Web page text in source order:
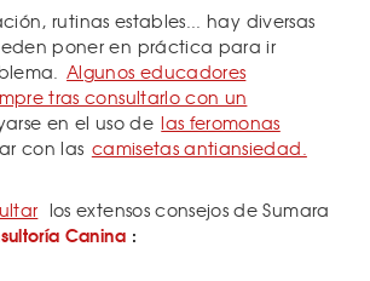
rutinas estables... hay diversas
poner en práctica para ir
Algunos educadores
tras consultarlo con un
en el uso de las feromonas
con las camisetas antiansiedad.
los extensos consejos de Sumara
Canina :